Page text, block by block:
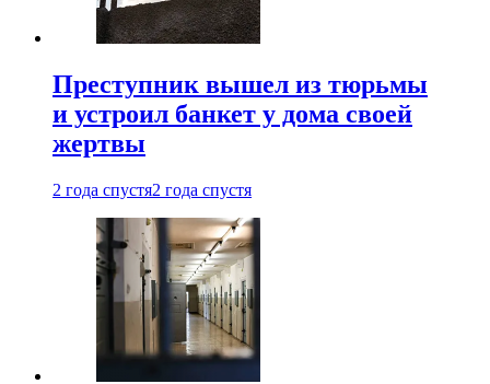
Преступник вышел из тюрьмы
и устроил банкет у дома своей
жертвы
2 года спустя2 года спустя